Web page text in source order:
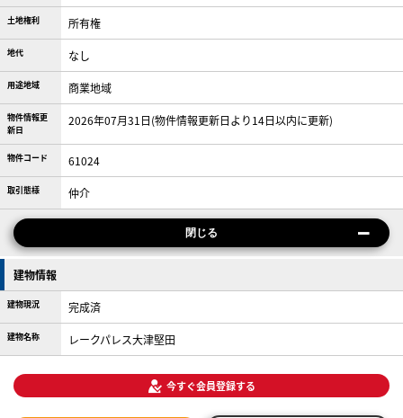
土地権利 所有権
地代 なし
用途地域 商業地域
物件情報更
新日
2026年07月31日(物件情報更新日より14日以内に更新)
物件コード 61024
取引態様 仲介
閉じる
建物情報
建物現況 完成済
建物名称 レークパレス大津堅田
今すぐ会員登録する